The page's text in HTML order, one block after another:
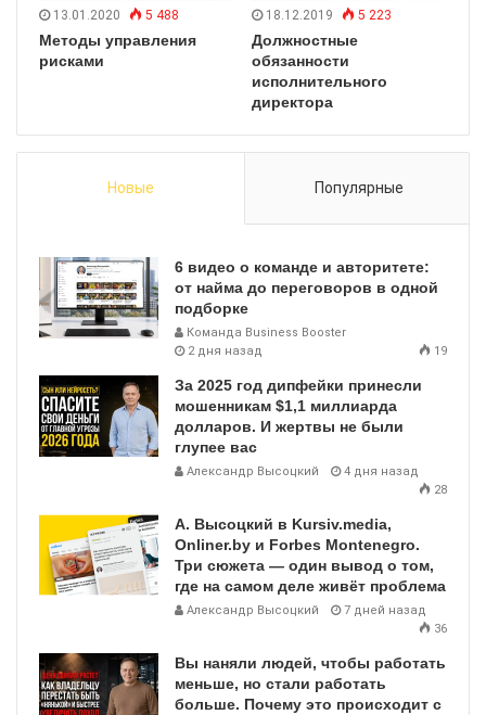
13.01.2020 5 488
Методы управления
рисками
18.12.2019 5 223
Должностные
обязанности
исполнительного
директора
Новые Популярные
6 видео о команде и авторитете:
от найма до переговоров в одной
подборке
Команда Business Booster
2 дня назад
19
За 2025 год дипфейки принесли
мошенникам $1,1 миллиарда
долларов. И жертвы не были
глупее вас
Александр Высоцкий
4 дня назад
28
А. Высоцкий в Kursiv.media,
Onliner.by и Forbes Montenegro.
Три сюжета — один вывод о том,
где на самом деле живёт проблема
Александр Высоцкий
7 дней назад
36
Вы наняли людей, чтобы работать
меньше, но стали работать
больше. Почему это происходит с